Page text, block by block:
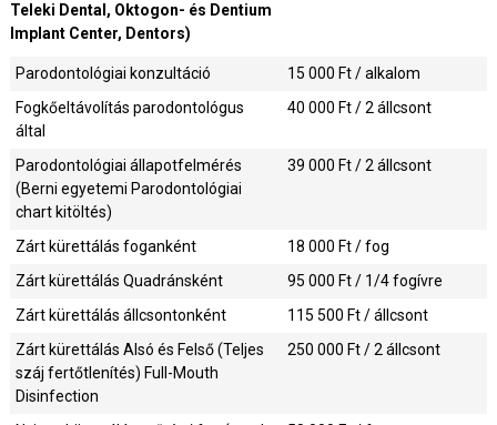
Teleki Dental, Oktogon- és Dentium
Implant Center, Dentors)
15 000 Ft / alkalom
Parodontológiai konzultáció
40 000 Ft / 2 állcsont
Fogkőeltávolítás parodontológus
által
39 000 Ft / 2 állcsont
Parodontológiai állapotfelmérés
(Berni egyetemi Parodontológiai
chart kitöltés)
18 000 Ft / fog
Zárt kürettálás foganként
95 000 Ft / 1/4 fogívre
Zárt kürettálás Quadránsként
115 500 Ft / állcsont
Zárt kürettálás állcsontonként
250 000 Ft / 2 állcsont
Zárt kürettálás Alsó és Felső (Teljes
száj fertőtlenítés) Full-Mouth
Disinfection